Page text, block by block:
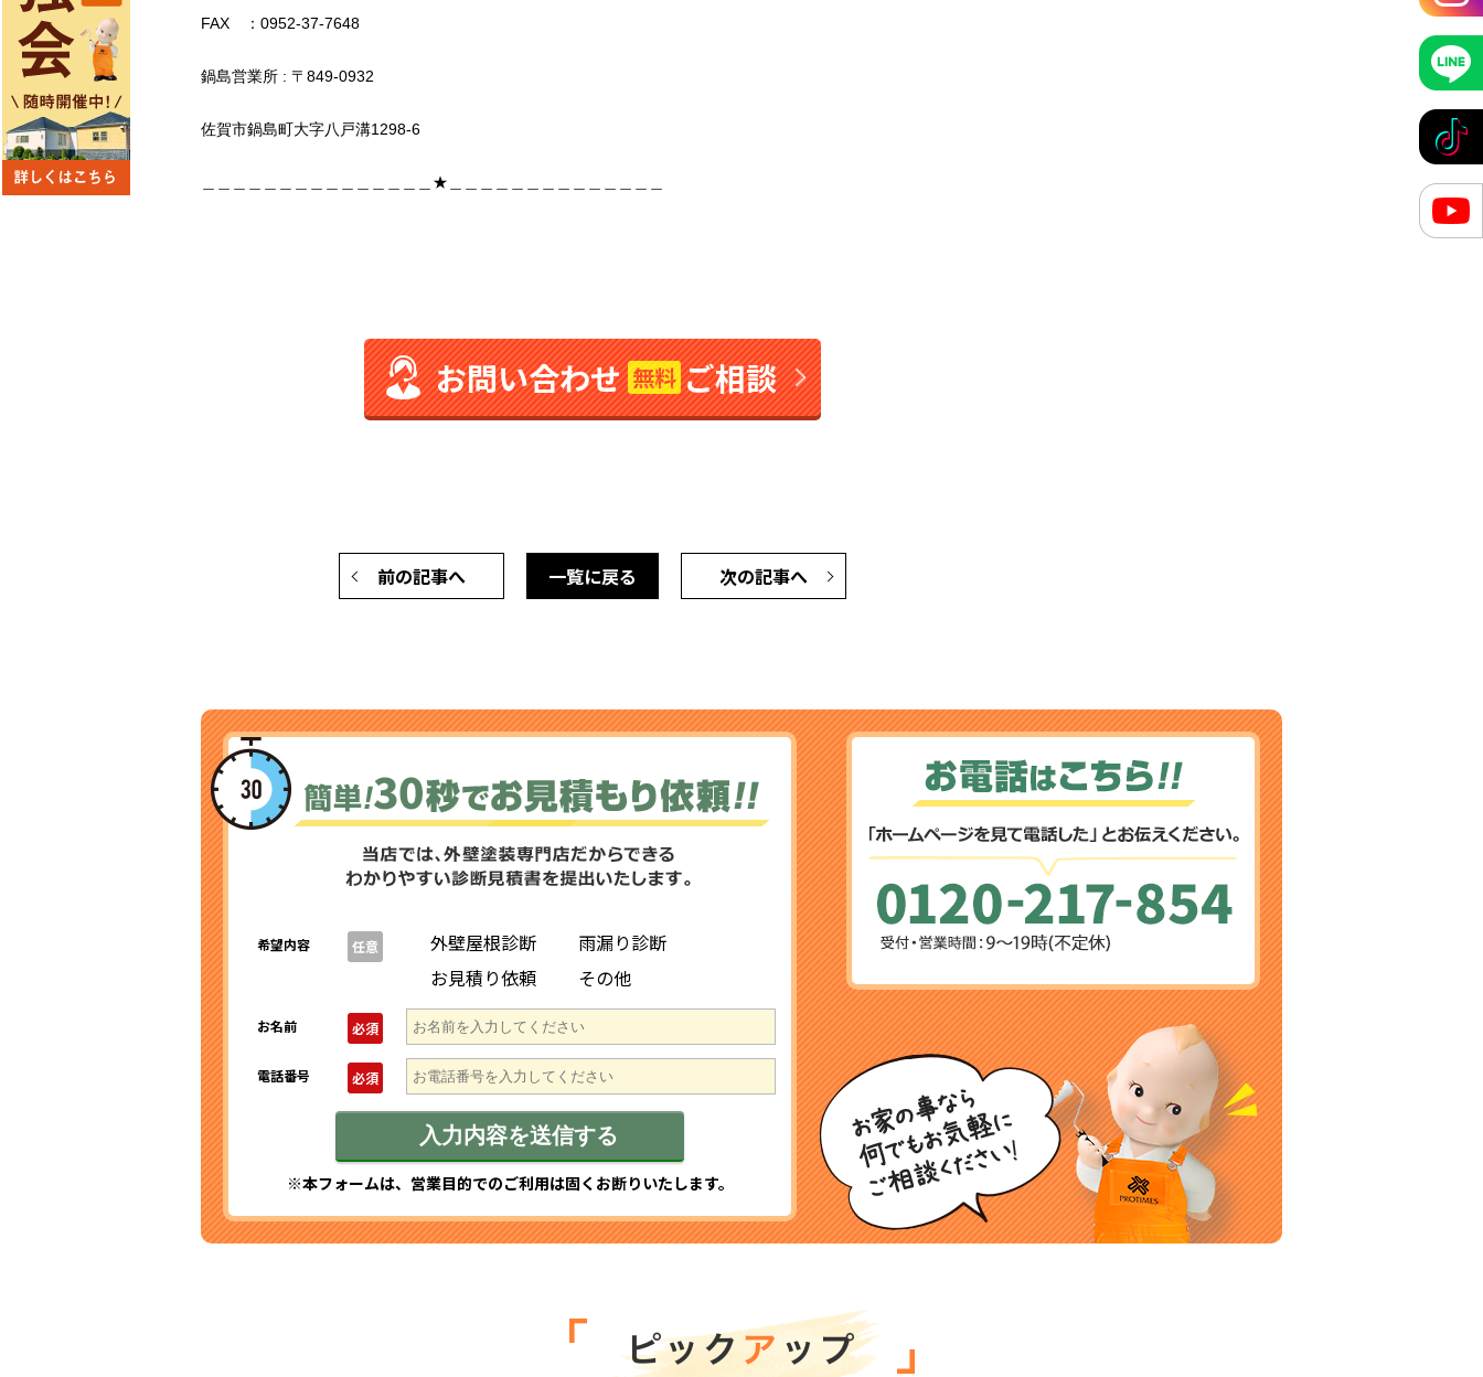
FAX ：0952-37-7648
鍋島営業所 : 〒849-0932
佐賀市鍋島町大字八戸溝1298-6
＿＿＿＿＿＿＿＿＿＿＿＿＿＿＿★＿＿＿＿＿＿＿＿＿＿＿＿＿＿
お問い合わせ無料 ご相談
前の記事へ 次の記事へ
一覧に戻る
希望内容 任意 外壁屋根診断
雨漏り診断
お見積り依頼
その他
お名前 必須
電話番号 必須
※本フォームは、営業目的でのご利用は固くお断りいたします。